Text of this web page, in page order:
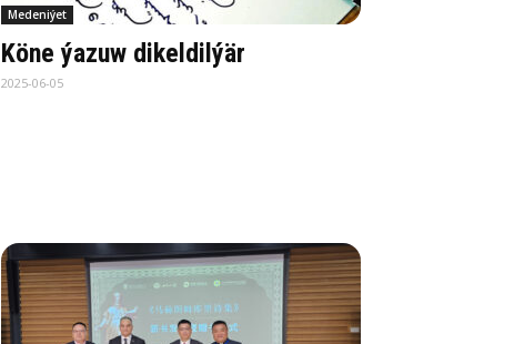
Medeniýet
Köne ýazuw dikeldilýär
2025-06-05